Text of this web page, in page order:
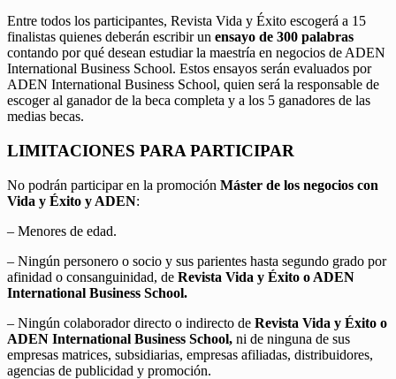
Entre todos los participantes, Revista Vida y Éxito escogerá a 15
finalistas quienes deberán escribir un ensayo de 300 palabras
contando por qué desean estudiar la maestría en negocios de ADEN
International Business School. Estos ensayos serán evaluados por
ADEN International Business School, quien será la responsable de
escoger al ganador de la beca completa y a los 5 ganadores de las
medias becas.
LIMITACIONES PARA PARTICIPAR
No podrán participar en la promoción Máster de los negocios con
Vida y Éxito y ADEN:
– Menores de edad.
– Ningún personero o socio y sus parientes hasta segundo grado por
afinidad o consanguinidad, de Revista Vida y Éxito o ADEN
International Business School.
– Ningún colaborador directo o indirecto de Revista Vida y Éxito o
ADEN International Business School, ni de ninguna de sus
empresas matrices, subsidiarias, empresas afiliadas, distribuidores,
agencias de publicidad y promoción.